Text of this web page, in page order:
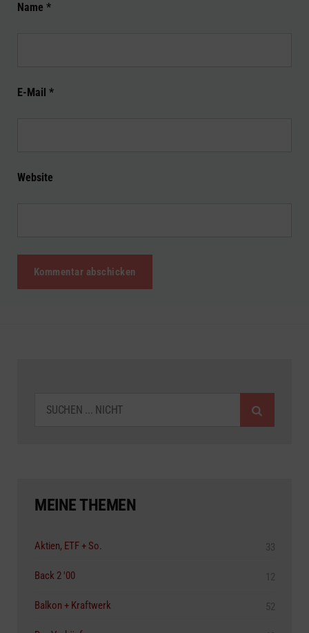
Name *
E-Mail *
Website
MEINE THEMEN
Aktien, ETF + So. 33
Back 2 '00 12
Balkon + Kraftwerk 52